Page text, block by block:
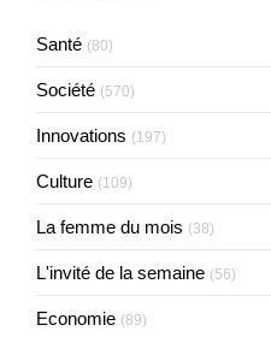
Santé (80)
Société (570)
Innovations (197)
Culture (109)
La femme du mois (38)
L'invité de la semaine (56)
Economie (89)